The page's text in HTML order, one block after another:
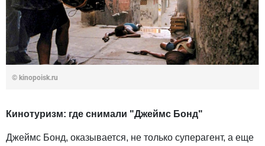
© kinopoisk.ru
Кинотуризм: где снимали "Джеймс Бонд"
Джеймс Бонд, оказывается, не только суперагент, а еще